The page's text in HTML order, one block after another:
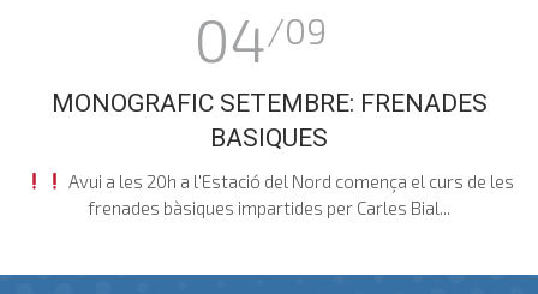
04/09
MONOGRAFIC SETEMBRE: FRENADES
BASIQUES
Avui a les 20h a l'Estació del Nord comença el curs de les
frenades bàsiques impartides per Carles Bial...